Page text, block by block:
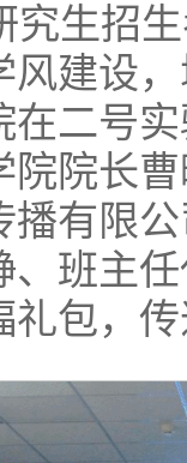
究生招
风建设
在二号
院院长
播有限
、班主
礼包，